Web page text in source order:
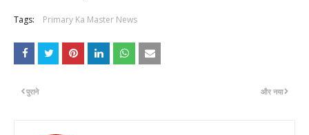
Tags: Primary Ka Master News
और नया
पुराने